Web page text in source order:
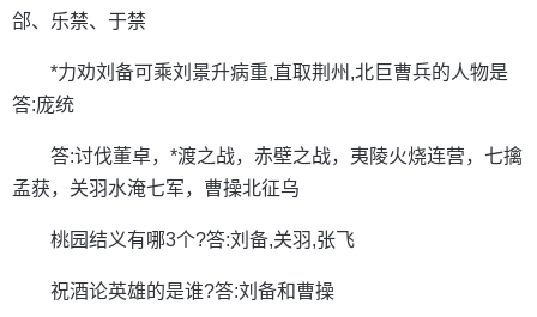
郃、乐禁、于禁
*力劝刘备可乘刘景升病重,直取荆州,北巨曹兵的人物是
答:庞统
答:讨伐董卓，*渡之战，赤壁之战，夷陵火烧连营，七擒
孟获，关羽水淹七军，曹操北征乌
桃园结义有哪3个?答:刘备,关羽,张飞
祝酒论英雄的是谁?答:刘备和曹操